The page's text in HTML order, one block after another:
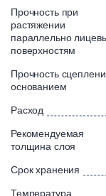
Вид
Ламинат,
Плитка,
Прочность при
растяжении
параллельно
поверхностям
Прочность
основанием
Расход
Рекомендуемая
толщина слоя
Срок хранения
Температура